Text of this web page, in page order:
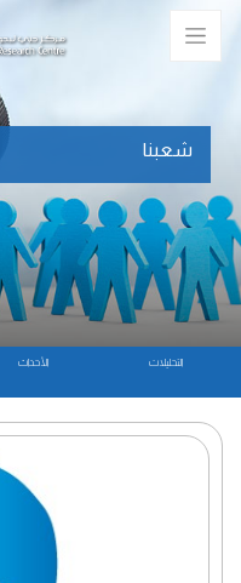
الأحداث التحليلات
شعبنا